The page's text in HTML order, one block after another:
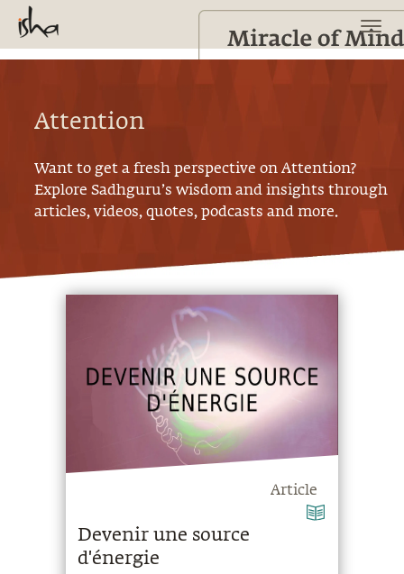
Attention
Want to get a fresh perspective onAttention?
Explore Sadhguru’s wisdom and insights through
articles, videos, quotes, podcasts and more.
Article
Devenir une source
d'énergie